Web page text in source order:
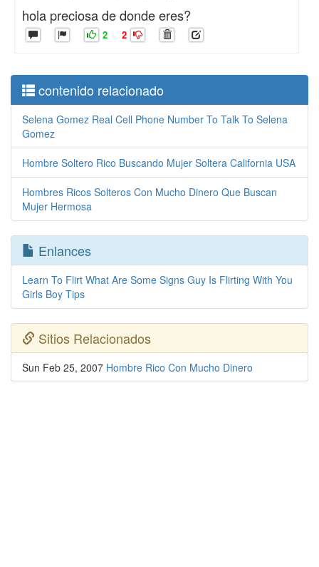
hola preciosa de donde eres?
2 2
contenido relacionado
Selena Gomez Real Cell Phone Number To Talk To Selena
Gomez
Hombre Soltero Rico Buscando Mujer Soltera California USA
Hombres Ricos Solteros Con Mucho Dinero Que Buscan
Mujer Hermosa
Enlances
Learn To Flirt What Are Some Signs Guy Is Flirting With You
Girls Boy Tips
Sitios Relacionados
Sun Feb 25, 2007 Hombre Rico Con Mucho Dinero